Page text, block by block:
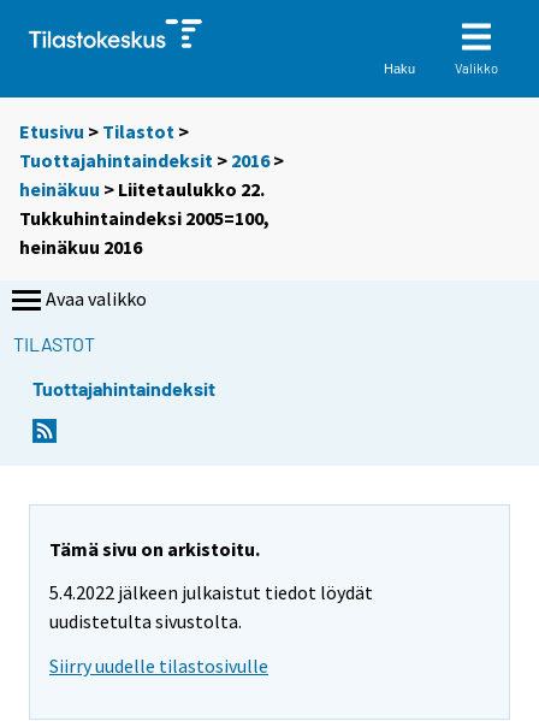
Haku Valikko
Etusivu > Tilastot >
Tuottajahintaindeksit > 2016>
heinäkuu > Liitetaulukko 22.
Tukkuhintaindeksi 2005=100,
heinäkuu 2016
Avaa valikko
TILASTOT
Tuottajahintaindeksit
Tämä sivu on arkistoitu.
5.4.2022 jälkeen julkaistut tiedot löydät
uudistetulta sivustolta.
Siirry uudelle tilastosivulle